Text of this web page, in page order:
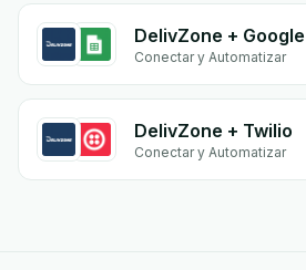
DelivZone +
Conectar y Automatizar
DelivZone + Twilio
Conectar y Automatizar